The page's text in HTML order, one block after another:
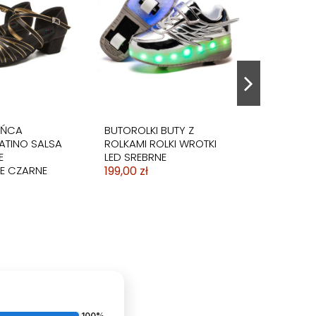
Z
WROTKI
BUTOROLKI BUTY
SPORTOWE Z ROLKAMI
ROLKI WROTKI LED
Z
WROTKI
BUTOROLKI BUTY Z
ROLKAMI ROLKI WROTKI
BIAŁE LED
SALSA
CZARNE
BUTOROLKI BUTY Z
ROLKAMI ROLKI WROTKI
LED SREBRNE
199,00 zł